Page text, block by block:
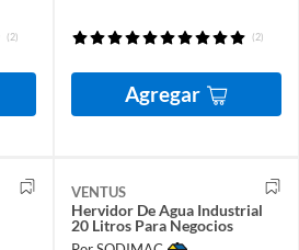
(2) (2)
Agregar
VENTUS
Hervidor De Agua Industrial
20 Litros Para Negocios